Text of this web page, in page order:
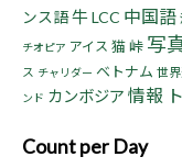
ンス語牛LCC 中国語
チオピア アイス 猫峠 写
ス チャリダー ベトナム 世
ンド カンボジア 情報
Count per Day